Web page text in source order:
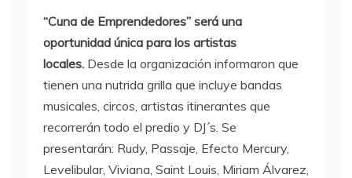
“Cuna de Emprendedores” será una
oportunidad única para los artistas
locales. Desde la organización informaron que
tienen una nutrida grilla que incluye bandas
musicales, circos, artistas itinerantes que
recorrerán todo el predio y DJ´s. Se
presentarán: Rudy, Passaje, Efecto Mercury,
Levelibular, Viviana, Saint Louis, Miriam Álvarez,